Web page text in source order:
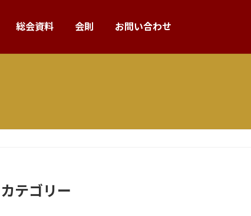
総会資料 会則 お問い合わせ
カテゴリー